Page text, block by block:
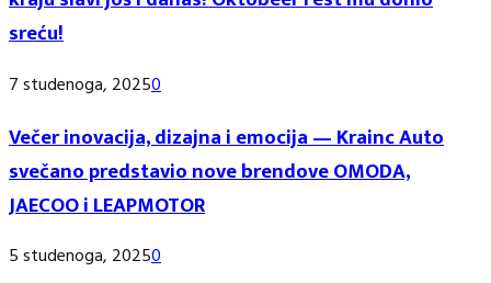
sreću!
7 studenoga, 20250
Večer inovacija, dizajna i emocija — Krainc Auto
svečano predstavio nove brendove OMODA,
JAECOO i LEAPMOTOR
5 studenoga, 20250